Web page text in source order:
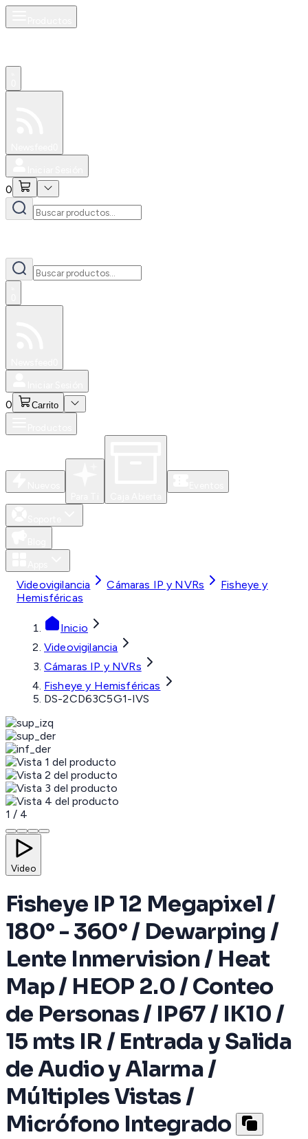
0
0 Carrito
Videovigilancia Cámaras IP y NVRs
Fisheye y
Hemisféricas
Inicio
Videovigilancia
Cámaras IP y NVRs
Fisheye y Hemisféricas
DS-2CD63C5G1-IVS
1 / 4
Video
Fisheye IP 12 Megapixel /
180° - 360° / Dewarping /
Lente Inmervision / Heat
Map / HEOP 2.0 / Conteo
de Personas / IP67 / IK10 /
15 mts IR / Entrada y Salida
de Audio y Alarma /
Múltiples Vistas /
Micrófono Integrado